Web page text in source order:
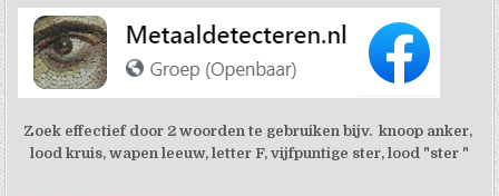
Zoek effectief door 2 woorden te gebruiken bijv. knoop anker,
lood kruis, wapen leeuw, letter F, vijfpuntige ster, lood "ster "